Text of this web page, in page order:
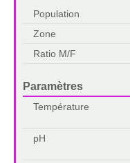
Population
Zone
Ratio M/F
Paramètres
Température
pH